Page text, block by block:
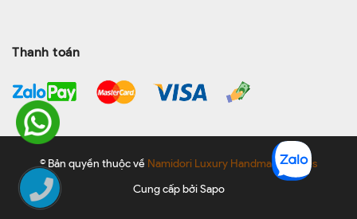
Thanh toán
© Bản quyền thuộc về Namidori Luxury Handmade Shoes
Cung cấp bởi Sapo